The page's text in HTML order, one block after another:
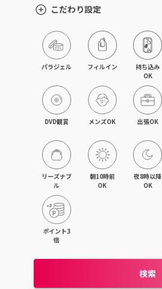
下北沢・代々木上原
目黒・戸越・武蔵小山
北千住・町屋・亀有
錦糸町・小岩・青砥
吉祥寺・荻窪・三鷹
立川・国立・国分寺
八王子・日野・昭島
日暮里・駒込・千駄木
こだわり設定
パラジェル フィルイン
持ち込み
OK
DVD観賞 メンズOK 出張OK
リーズナブ
ル
朝10時前
OK
夜8時以降
OK
ポイント3
倍
検索